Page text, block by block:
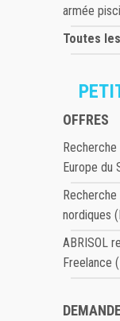
armée
Toutes
OFFRES
Europe du
nordiques
ABRISOL
Freelance